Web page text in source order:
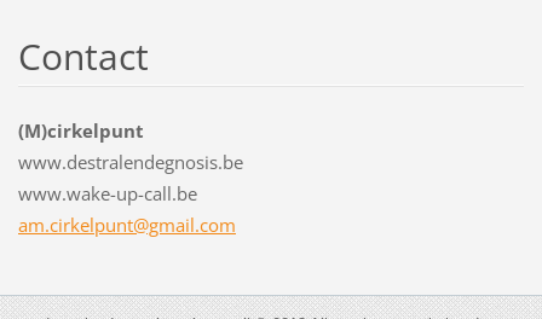
Contact
(M)cirkelpunt
www.destralendegnosis.be
www.wake-up-call.be
am.cirkelpunt@gmail.com